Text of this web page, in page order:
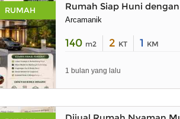
RUMAH Rumah Siap Huni
Arcamanik
140 m2 2 KT 1 KM
1 bulan yang lalu